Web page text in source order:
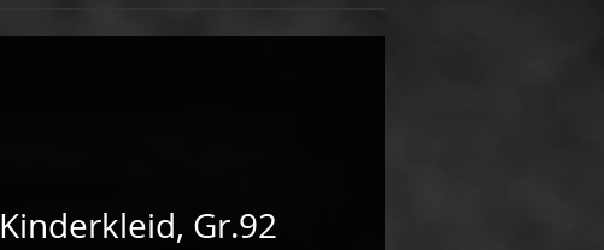
Kinderkleid, Gr.92